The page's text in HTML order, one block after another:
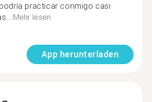
practicar conmigo casi
Mehr lesen
App herunterladen